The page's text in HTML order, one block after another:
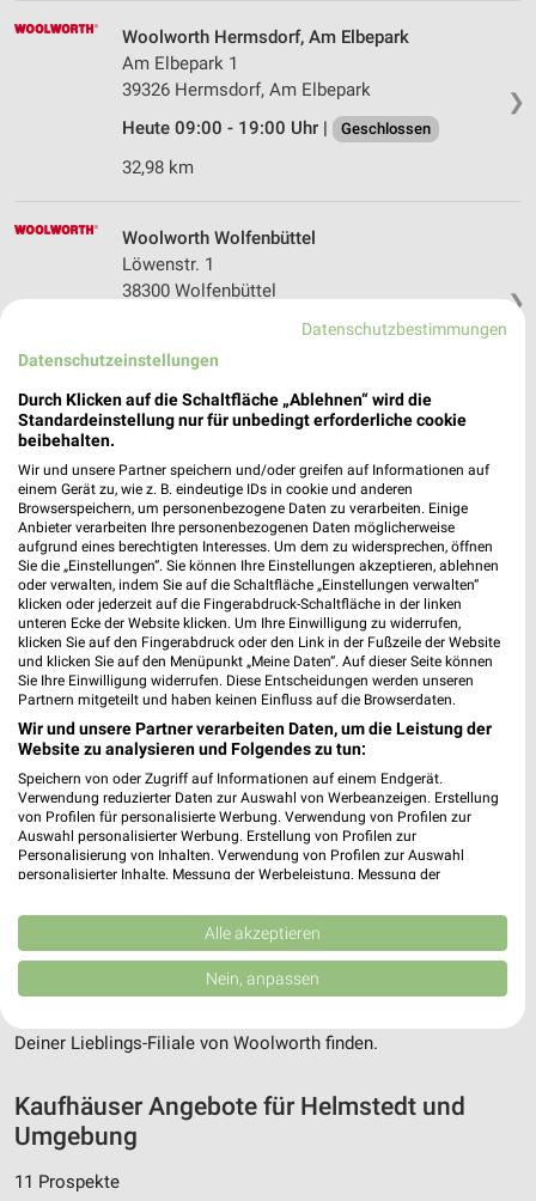
❯
Woolworth Hermsdorf, Am Elbepark
Am Elbepark 1
39326 Hermsdorf, Am Elbepark
Heute 09:00 - 19:00 Uhr |
Geschlossen
32,98 km
❯
Woolworth Wolfenbüttel
Löwenstr. 1
38300 Wolfenbüttel
Heute 09:00 - 19:00 Uhr | Geschlossen
33,21 km
Adresse, Öffnungszeiten und Route für die
Woolworth Filiale in Helmstedt
Egal ob Adresse, Öffnungszeiten oder Route, hier findest Du
alles zur Woolworth Filiale in Helmstedt. Die aktuellsten
Angebote kannst Du Dir in den neuesten Prospekten
anschauen. Wenn Du ein schönes Schnäppchen gefunden hast,
Deiner Lieblings-Filiale von Woolworth finden.
Kaufhäuser Angebote für Helmstedt und
Umgebung
11 Prospekte
Datenschutzbestimmungen
Datenschutzeinstellungen
Durch Klicken auf die Schaltfläche „Ablehnen“ wird die
Standardeinstellung nur für unbedingt erforderliche cookie
beibehalten.
Wir und unsere Partner speichern und/oder greifen auf Informationen auf
einem Gerät zu, wie z. B. eindeutige IDs in cookie und anderen
Browserspeichern, um personenbezogene Daten zu verarbeiten. Einige
Anbieter verarbeiten Ihre personenbezogenen Daten möglicherweise
aufgrund eines berechtigten Interesses. Um dem zu widersprechen, öffnen
Sie die „Einstellungen“. Sie können Ihre Einstellungen akzeptieren, ablehnen
oder verwalten, indem Sie auf die Schaltfläche „Einstellungen verwalten“
klicken oder jederzeit auf die Fingerabdruck-Schaltfläche in der linken
unteren Ecke der Website klicken. Um Ihre Einwilligung zu widerrufen,
klicken Sie auf den Fingerabdruck oder den Link in der Fußzeile der Website
und klicken Sie auf den Menüpunkt „Meine Daten“. Auf dieser Seite können
Sie Ihre Einwilligung widerrufen. Diese Entscheidungen werden unseren
Partnern mitgeteilt und haben keinen Einfluss auf die Browserdaten.
Wir und unsere Partner verarbeiten Daten, um die Leistung der
Website zu analysieren und Folgendes zu tun:
Speichern von oder Zugriff auf Informationen auf einem Endgerät.
Verwendung reduzierter Daten zur Auswahl von Werbeanzeigen. Erstellung
von Profilen für personalisierte Werbung. Verwendung von Profilen zur
Auswahl personalisierter Werbung. Erstellung von Profilen zur
Personalisierung von Inhalten. Verwendung von Profilen zur Auswahl
personalisierter Inhalte. Messung der Werbeleistung. Messung der
Kombinationen von Daten aus verschiedenen Quellen. Entwicklung und
Verbesserung der Angebote. Verwendung reduzierter Daten zur Auswahl
von Inhalten.
Daten können außerhalb der Europäischen Union weitergegeben und in die
Website/App.
Wir nutzen Ihre Daten für folgende Zwecke:
IAB-Verarbeitungszwecke:
auf einem Endgerät
Alle akzeptieren
Nein, anpassen